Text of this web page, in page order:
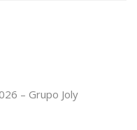
– Grupo Joly